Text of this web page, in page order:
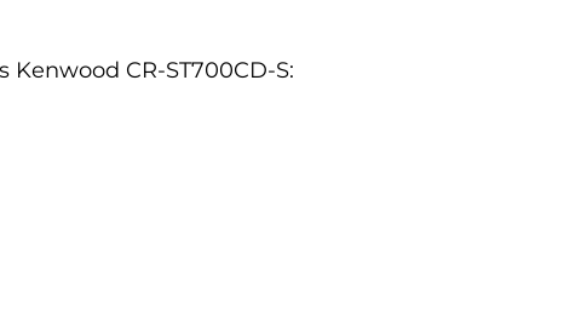
CR-ST700CD-S: